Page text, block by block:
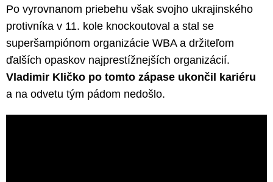
Po vyrovnanom priebehu však svojho ukrajinského
protivníka v 11. kole knockoutoval a stal se
superšampiónom organizácie WBA a držiteľom
ďalších opaskov najprestížnejších organizácií.
Vladimir Kličko po tomto zápase ukončil kariéru
a na odvetu tým pádom nedošlo.